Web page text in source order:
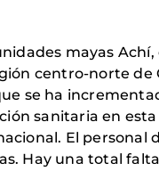
mayas
centro-norte
se ha
sanitaria en
El
Hay una total